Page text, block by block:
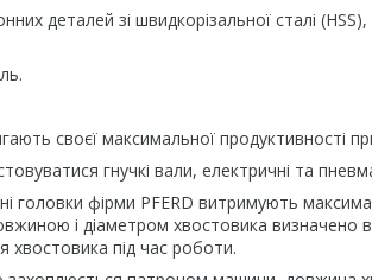
деталей зі швидкорізальної сталі
своєї максимальної продуктивності
гнучкі вали, електричні та
головки фірми PFERD витримують
і діаметром хвостовика визначено
хвостовика під час роботи.